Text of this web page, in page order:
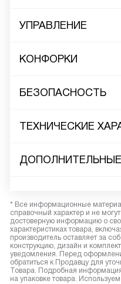
УПРАВЛЕНИЕ
КОНФОРКИ
БЕЗОПАСНОСТЬ
ТЕХНИЧЕСКИЕ
* Все информационные
справочный характер и не
достоверную информацию о
характеристиках товара,
производитель оставляет за
конструкцию, дизайн и
уведомления. Перед
обратиться к Продавцу для
Товара. Подробная информация
на упаковке товара.